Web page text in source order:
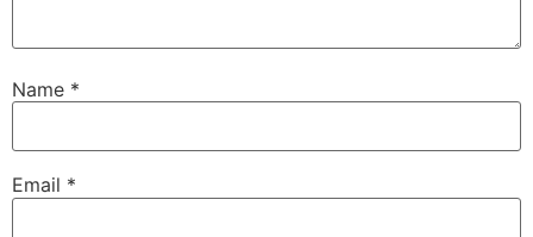
Name *
Email *